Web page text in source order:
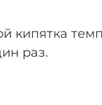
кипятка
раз.